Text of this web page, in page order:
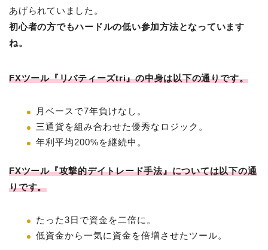
あげられていました。
初心者の方でもハードルの低い参加方法となっています
ね。
FXツール『リバティーズtri』の中身は以下の通りです。
月ベースで7年負けなし。
三通貨を組み合わせた優秀なロジック。
年利平均200%を継続中。
FXツール『攻撃的デイトレード手法』については以下の通
りです。
たった3日で資金を二倍に。
低資金から一気に資金を倍増させたツール。